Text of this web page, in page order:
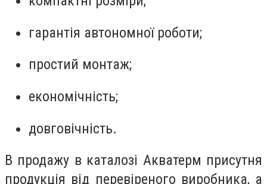
гарантія автономної роботи;
простий монтаж;
економічність;
довговічність.
В продажу в каталозі Акватерм присутня
продукція від перевіреного виробника, а